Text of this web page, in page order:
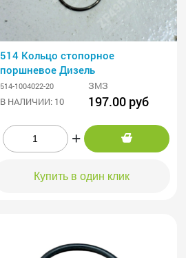
514 Кольцо стопорное
поршневое Дизель
514-1004022-20
ЗМЗ
В НАЛИЧИИ: 10
197.00 руб
+
Купить в один клик